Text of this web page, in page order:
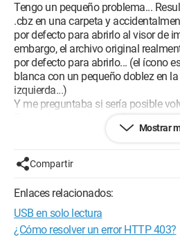
Tengo un pequeño problema...
.cbz en una carpeta y
por defecto para abrirlo al visor de
embargo, el archivo original
por defecto para abrirlo... (el ícono
blanca con un pequeño doblez en
izquierda...)
Y me preguntaba si sería posible
Espero haber sido lo suficientemente
Mostrar
Compartir
Enlaces relacionados:
USB en solo lectura
¿Cómo resolver un error HTTP 403?